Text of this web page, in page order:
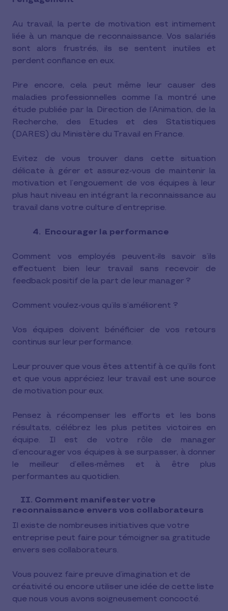
Au travail, la perte de motivation est intimement
liée à un manque de reconnaissance. Vos salariés
sont alors frustrés, ils se sentent inutiles et
perdent confiance en eux.
Pire encore, cela peut même leur causer des
maladies professionnelles comme l’a montré une
étude publiée par la Direction de l’Animation, de la
Recherche, des Etudes et des Statistiques
(DARES) du Ministère du Travail en France.
Evitez de vous trouver dans cette situation
délicate à gérer et assurez-vous de maintenir la
motivation et l’engouement de vos équipes à leur
plus haut niveau en intégrant la reconnaissance au
travail dans votre culture d’entreprise.
4. Encourager la performance
Comment vos employés peuvent-ils savoir s’ils
effectuent bien leur travail sans recevoir de
feedback positif de la part de leur manager ?
Comment voulez-vous qu’ils s’améliorent ?
Vos équipes doivent bénéficier de vos retours
continus sur leur performance.
Leur prouver que vous êtes attentif à ce qu’ils font
et que vous appréciez leur travail est une source
de motivation pour eux.
Pensez à récompenser les efforts et les bons
résultats, célébrez les plus petites victoires en
équipe. Il est de votre rôle de manager
d’encourager vos équipes à se surpasser, à donner
le meilleur d’elles-mêmes et à être plus
performantes au quotidien.
II. Comment manifester votre
reconnaissance envers vos collaborateurs
Il existe de nombreuses initiatives que votre
entreprise peut faire pour témoigner sa gratitude
envers ses collaborateurs.
Vous pouvez faire preuve d’imagination et de
créativité ou encore utiliser une idée de cette liste
que nous vous avons soigneusement concocté.